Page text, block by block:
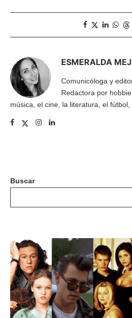
ESMERALDA
Comunicóloga y
Redactora por
música, el cine, la literatura, el
Buscar